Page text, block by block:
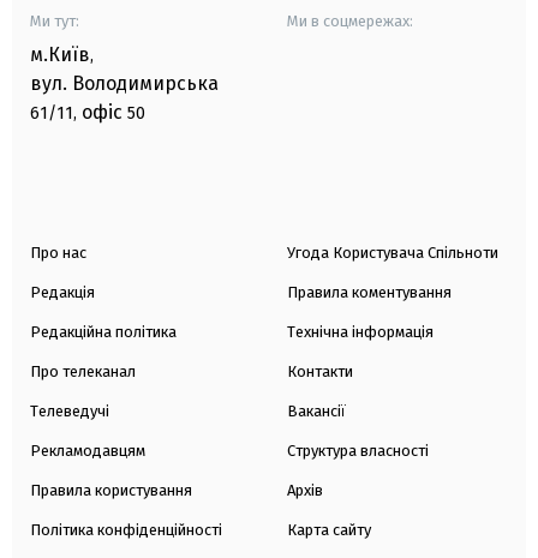
Ми тут:
м.Київ,
вул. Володимирська
61/11, офіс 50
Ми в соцмережах:
Про нас
Редакція
Редакційна політика
Про телеканал
Телеведучі
Рекламодавцям
Правила користування
Політика конфіденційності
Угода Користувача Спільноти
Правила коментування
Технічна інформація
Контакти
Вакансії
Структура власності
Архів
Карта сайту